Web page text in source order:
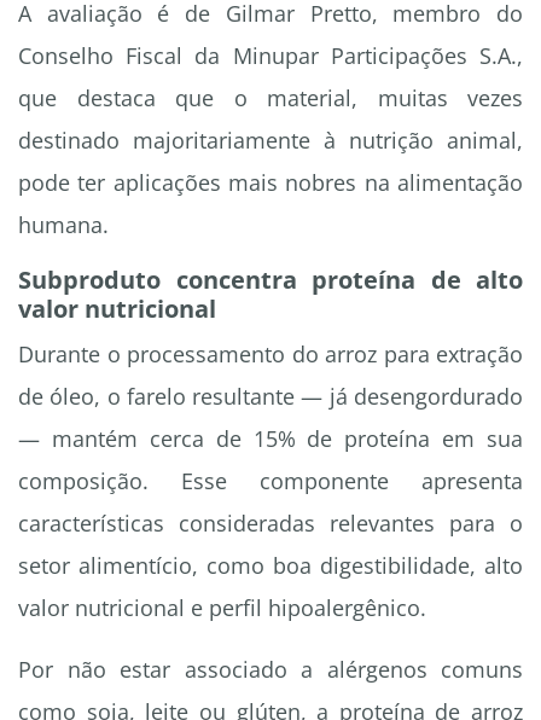
A avaliação é de Gilmar Pretto, membro do
Conselho Fiscal da Minupar Participações S.A.,
que destaca que o material, muitas vezes
destinado majoritariamente à nutrição animal,
pode ter aplicações mais nobres na alimentação
humana.
Subproduto concentra proteína de alto
valor nutricional
Durante o processamento do arroz para extração
de óleo, o farelo resultante — já desengordurado
— mantém cerca de 15% de proteína em sua
composição. Esse componente apresenta
características consideradas relevantes para o
setor alimentício, como boa digestibilidade, alto
valor nutricional e perfil hipoalergênico.
Por não estar associado a alérgenos comuns
como soja, leite ou glúten, a proteína de arroz